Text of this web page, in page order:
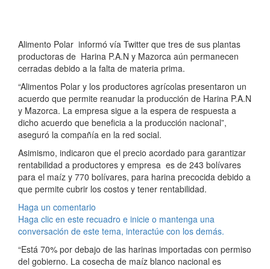
Alimento Polar informó vía Twitter que tres de sus plantas
productoras de Harina P.A.N y Mazorca aún permanecen
cerradas debido a la falta de materia prima.
“Alimentos Polar y los productores agrícolas presentaron un
acuerdo que permite reanudar la producción de Harina P.A.N
y Mazorca. La empresa sigue a la espera de respuesta a
dicho acuerdo que beneficia a la producción nacional”,
aseguró la compañía en la red social.
Asimismo, indicaron que el precio acordado para garantizar
rentabilidad a productores y empresa es de 243 bolívares
para el maíz y 770 bolívares, para harina precocida debido a
que permite cubrir los costos y tener rentabilidad.
Haga un comentario
Haga clic en este recuadro e inicie o mantenga una
conversación de este tema, interactúe con los demás.
“Está 70% por debajo de las harinas importadas con permiso
del gobierno. La cosecha de maíz blanco nacional es